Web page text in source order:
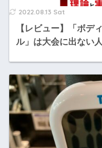
2022.08.13 Sat
【レビュー】「ボデ
ル」は大会に出ない